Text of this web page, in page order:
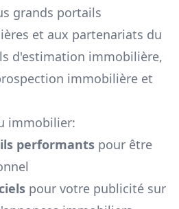
grands portails
et aux partenariats du
d'estimation immobilière,
immobilière et
immobilier:
performants pour être
pour votre publicité sur